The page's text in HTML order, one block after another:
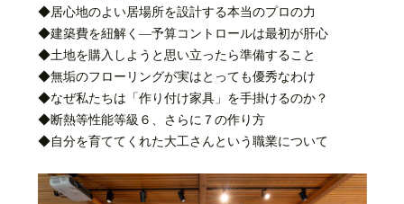
◆居心地のよい居場所を設計する本当のプロの力
◆建築費を紐解く—予算コントロールは最初が肝心
◆土地を購入しようと思い立ったら準備すること
◆無垢のフローリングが実はとっても優秀なわけ
◆なぜ私たちは「作り付け家具」を手掛けるのか？
◆断熱等性能等級６、さらに７の作り方
◆自分を育ててくれた大工さんという職業について